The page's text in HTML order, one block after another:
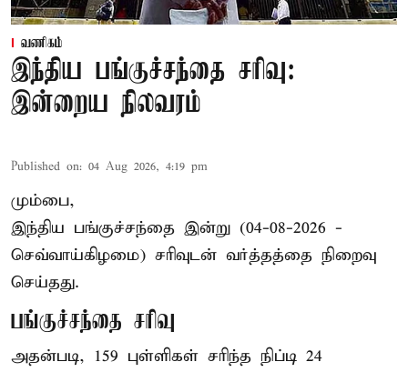
வணிகம்
இந்திய பங்குச்சந்தை சரிவு:
இன்றைய நிலவரம்
Published on: 04 Aug 2026, 4:19 pm
மும்பை,
இந்திய பங்குச்சந்தை இன்று (04-08-2026 -
செவ்வாய்கிழமை) சரிவுடன் வர்த்தத்தை நிறைவு
செய்தது.
பங்குச்சந்தை சரிவு
அதன்படி, 159 புள்ளிகள் சரிந்த நிப்டி 24